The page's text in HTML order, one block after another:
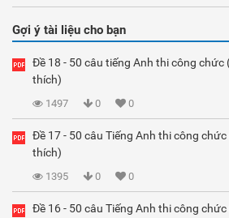
Gợi ý tài liệu cho bạn
Đề 18 - 50 câu tiếng Anh thi công chức
thích)
1497 0 0
Đề 17 - 50 câu Tiếng Anh thi công
thích)
1395 0 0
Đề 16 - 50 câu Tiếng Anh thi công